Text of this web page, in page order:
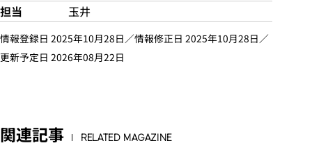
担当
玉井
情報登録日 2025年10月28日／情報修正日 2025年10月28日／
更新予定日 2026年08月22日
関連記事 RELATED MAGAZINE